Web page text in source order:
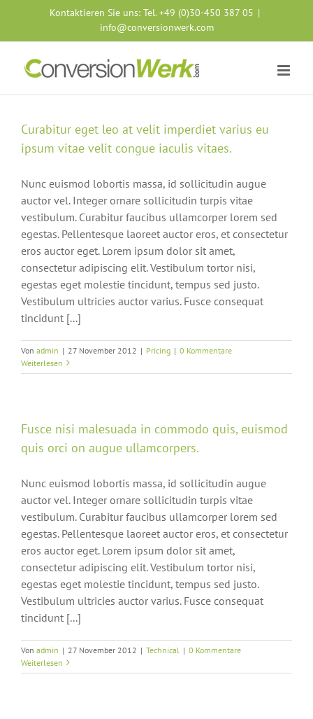
springen
Kontaktieren Sie uns: Tel. +49 (0)30-450 387 05 |
info@conversionwerk.com
Curabitur eget leo at velit imperdiet varius eu
ipsum vitae velit congue iaculis vitaes.
Nunc euismod lobortis massa, id sollicitudin augue
auctor vel. Integer ornare sollicitudin turpis vitae
vestibulum. Curabitur faucibus ullamcorper lorem sed
egestas. Pellentesque laoreet auctor eros, et consectetur
eros auctor eget. Lorem ipsum dolor sit amet,
consectetur adipiscing elit. Vestibulum tortor nisi,
egestas eget molestie tincidunt, tempus sed justo.
Vestibulum ultricies auctor varius. Fusce consequat
tincidunt [...]
Von admin | 27 November 2012 | Pricing | 0 Kommentare
Weiterlesen
Fusce nisi malesuada in commodo quis, euismod
quis orci on augue ullamcorpers.
Nunc euismod lobortis massa, id sollicitudin augue
auctor vel. Integer ornare sollicitudin turpis vitae
vestibulum. Curabitur faucibus ullamcorper lorem sed
egestas. Pellentesque laoreet auctor eros, et consectetur
eros auctor eget. Lorem ipsum dolor sit amet,
consectetur adipiscing elit. Vestibulum tortor nisi,
egestas eget molestie tincidunt, tempus sed justo.
Vestibulum ultricies auctor varius. Fusce consequat
tincidunt [...]
Von admin | 27 November 2012 | Technical | 0 Kommentare
Weiterlesen